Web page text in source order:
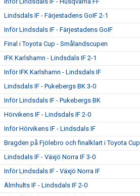
Lindsdals IF - Färjestadens GoIF 2-1
Inför Lindsdals IF - Färjestadens GoIF
Final i Toyota Cup - Smålandscupen
IFK Karlshamn - Lindsdals IF 2-1
Inför IFK Karlshamn - Lindsdals IF
Lindsdals IF - Pukebergs BK 3-0
Inför Lindsdals IF - Pukebergs BK
Hörvikens IF - Lindsdals IF 2-0
Inför Hörvikens IF - Lindsdals IF
Bragden på Fjölebro och finalklart i Toyota Cup
Lindsdals IF - Växjö Norra IF 3-0
Inför Lindsdals IF - Växjö Norra IF
Älmhults IF - Lindsdals IF 2-0